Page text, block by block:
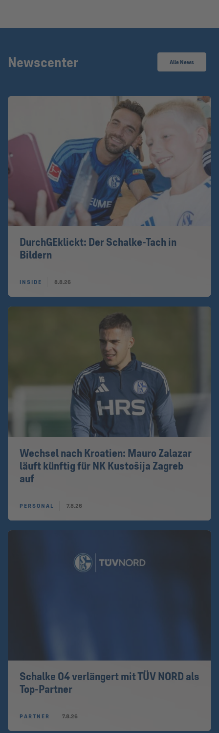
Newscenter Alle News
DurchGEklickt: Der Schalke-Tach in
Bildern
INSIDE 8.8.26
Wechsel nach Kroatien: Mauro Zalazar
läuft künftig für NK Kustošija Zagreb
auf
PERSONAL 7.8.26
Schalke 04 verlängert mit TÜV NORD als
Top-Partner
PARTNER 7.8.26